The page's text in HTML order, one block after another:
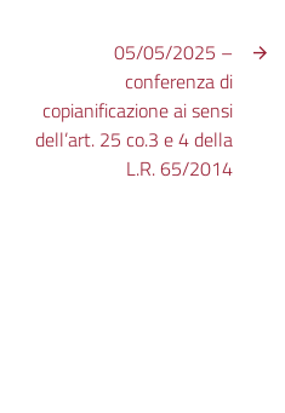
05/05/2025 –
conferenza di
copianificazione ai sensi
dell’art. 25 co.3 e 4 della
L.R. 65/2014